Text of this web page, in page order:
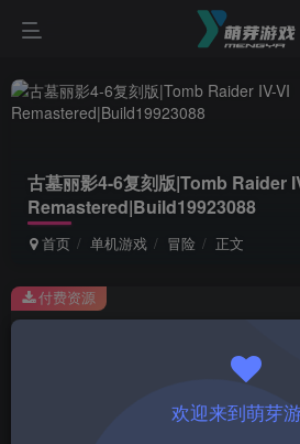
古墓丽影4-6复刻版|Tomb Raider
Remastered|Build19923088
首页 单机游戏 冒险 正文
此内容为付费资源，请付费后查看
￥1
付费资源
欢迎来到萌芽